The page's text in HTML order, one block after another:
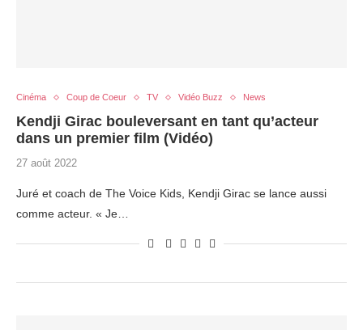
Cinéma Coup de Coeur TV Vidéo Buzz News
Kendji Girac bouleversant en tant qu’acteur
dans un premier film (Vidéo)
27 août 2022
Juré et coach de The Voice Kids, Kendji Girac se lance aussi
comme acteur. « Je…